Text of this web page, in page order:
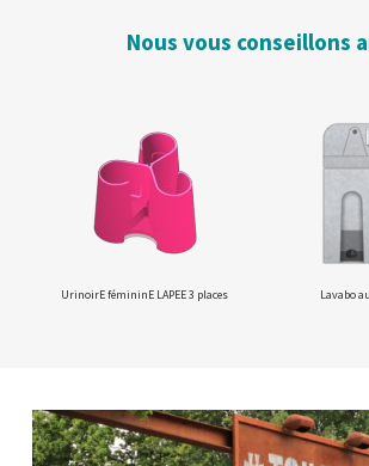
Nous vous conseillons
UrinoirE fémininE LAPEE 3 places Lavabo